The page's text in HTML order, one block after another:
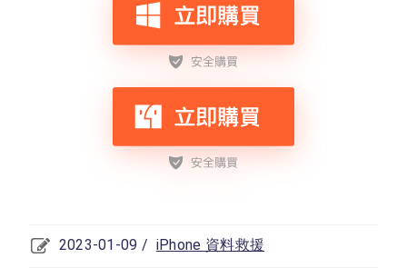
2023-01-09 / iPhone 資料救援